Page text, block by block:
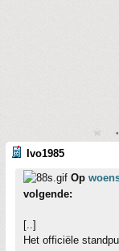
Ivo1985
Op
volgende:
[..]
Het officiële